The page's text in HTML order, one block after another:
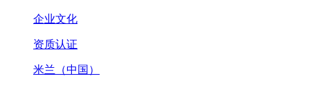
企业文化
资质认证
米兰（中国）